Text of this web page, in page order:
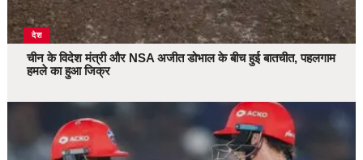
देश
चीन के विदेश मंत्री और NSA अजीत डोभाल के बीच हुई बातचीत, पहलगाम
हमले का हुआ जिक्र